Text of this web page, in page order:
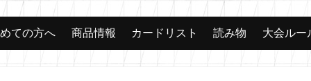
ての方へ 商品情報 カードリスト 読み物 大会ルー